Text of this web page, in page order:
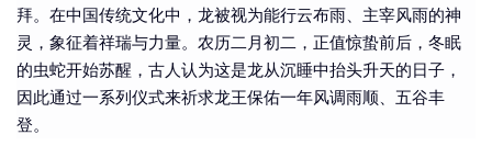
拜。在中国传统文化中，龙被视为能行云布雨、主宰风雨的神
灵，象征着祥瑞与力量。农历二月初二，正值惊蛰前后，冬眠
的虫蛇开始苏醒，古人认为这是龙从沉睡中抬头升天的日子，
因此通过一系列仪式来祈求龙王保佑一年风调雨顺、五谷丰
登。